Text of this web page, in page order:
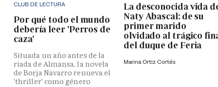
CLUB DE LECTURA
Por qué todo el mundo
debería leer 'Perros de
caza'
Situada un año antes de la
riada de Almansa, la novela
de Borja Navarro renueva el
'thriller' como género
La desconocida vida
Naty Abascal: de su
primer marido
olvidado al trágico
del duque de Feria
Marina Ortiz Cortés